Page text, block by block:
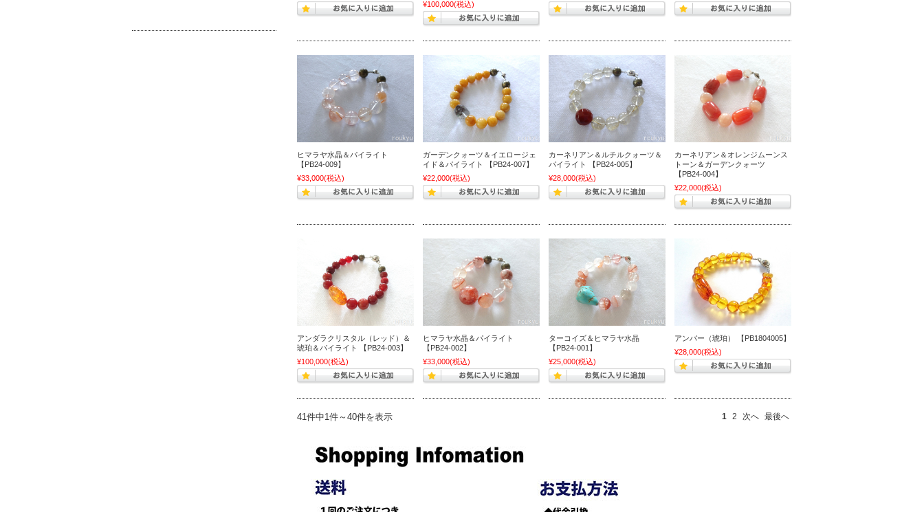
¥100,000(税込)
ヒマラヤ水晶＆パイライト
【PB24-009】
¥33,000(税込)
ガーデンクォーツ＆イエロージェ
イド＆パイライト 【PB24-007】
¥22,000(税込)
カーネリアン＆ルチルクォーツ＆
パイライト 【PB24-005】
¥28,000(税込)
カーネリアン＆オレンジムーンス
トーン＆ガーデンクォーツ
【PB24-004】
¥22,000(税込)
アンダラクリスタル（レッド）＆
琥珀＆パイライト 【PB24-003】
¥100,000(税込)
ヒマラヤ水晶＆パイライト
【PB24-002】
¥33,000(税込)
ターコイズ＆ヒマラヤ水晶
【PB24-001】
¥25,000(税込)
アンバー（琥珀） 【PB1804005】
¥28,000(税込)
41件中1件～40件を表示 1 2 次へ 最後へ